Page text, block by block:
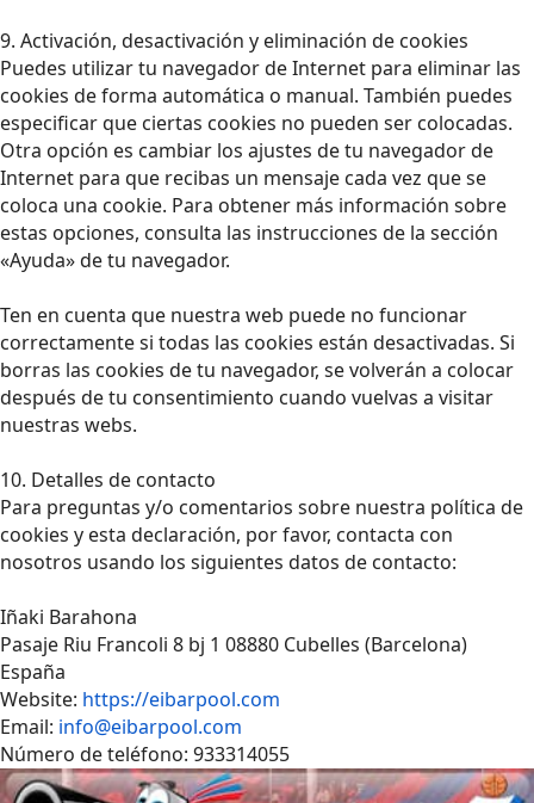
9. Activación, desactivación y eliminación de cookies
Puedes utilizar tu navegador de Internet para eliminar las
cookies de forma automática o manual. También puedes
especificar que ciertas cookies no pueden ser colocadas.
Otra opción es cambiar los ajustes de tu navegador de
Internet para que recibas un mensaje cada vez que se
coloca una cookie. Para obtener más información sobre
estas opciones, consulta las instrucciones de la sección
«Ayuda» de tu navegador.
Ten en cuenta que nuestra web puede no funcionar
correctamente si todas las cookies están desactivadas. Si
borras las cookies de tu navegador, se volverán a colocar
después de tu consentimiento cuando vuelvas a visitar
nuestras webs.
10. Detalles de contacto
Para preguntas y/o comentarios sobre nuestra política de
cookies y esta declaración, por favor, contacta con
nosotros usando los siguientes datos de contacto:
Iñaki Barahona
Pasaje Riu Francoli 8 bj 1 08880 Cubelles (Barcelona)
España
Website: https://eibarpool.com
Email: info@eibarpool.com
Número de teléfono: 933314055